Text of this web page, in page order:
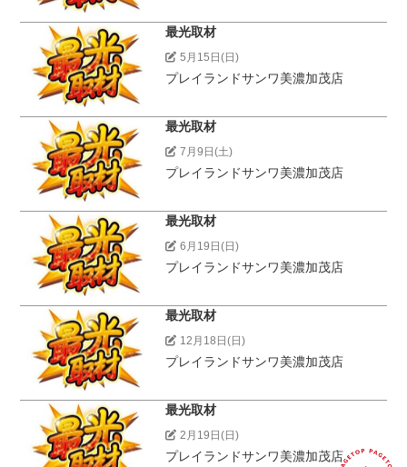
最光取材
5月15日(日)
プレイランドサンワ美濃加茂店
最光取材
7月9日(土)
プレイランドサンワ美濃加茂店
最光取材
6月19日(日)
プレイランドサンワ美濃加茂店
最光取材
12月18日(日)
プレイランドサンワ美濃加茂店
最光取材
2月19日(日)
プレイランドサンワ美濃加茂店